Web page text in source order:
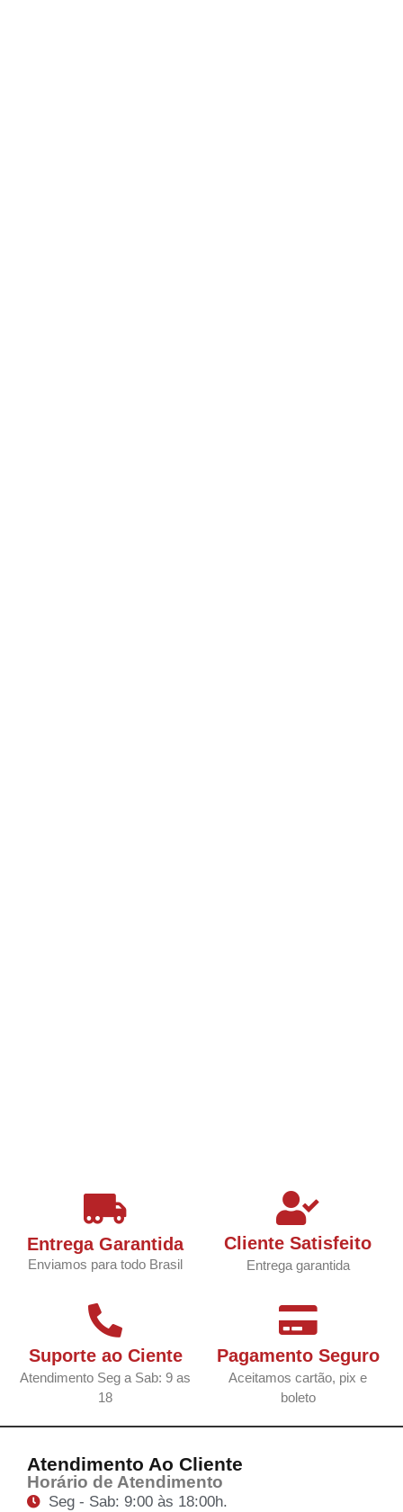
Entrega Garantida
Enviamos para todo Brasil
Cliente Satisfeito
Entrega garantida
Suporte ao Ciente
Atendimento Seg a Sab: 9 as
18
Pagamento Seguro
Aceitamos cartão, pix e
boleto
Atendimento Ao Cliente
Horário de Atendimento
Seg - Sab: 9:00 às 18:00h.